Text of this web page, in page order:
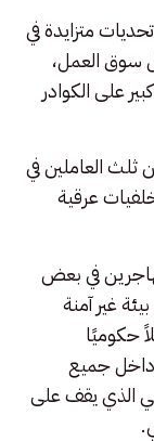
تحديات متزايدة في
سوق العمل،
على الكوادر
ثلث العاملين في
عرقية
في بعض
غير آمنة
حكوميًا
داخل جميع
الذي يقف على